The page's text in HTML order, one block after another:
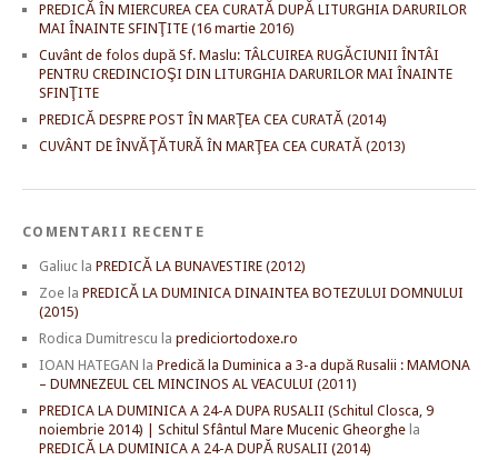
PREDICĂ ÎN MIERCUREA CEA CURATĂ DUPĂ LITURGHIA DARURILOR
MAI ÎNAINTE SFINŢITE (16 martie 2016)
Cuvânt de folos după Sf. Maslu: TÂLCUIREA RUGĂCIUNII ÎNTÂI
PENTRU CREDINCIOŞI DIN LITURGHIA DARURILOR MAI ÎNAINTE
SFINŢITE
PREDICĂ DESPRE POST ÎN MARŢEA CEA CURATĂ (2014)
CUVÂNT DE ÎNVĂŢĂTURĂ ÎN MARŢEA CEA CURATĂ (2013)
COMENTARII RECENTE
Galiuc la PREDICĂ LA BUNAVESTIRE (2012)
Zoe la PREDICĂ LA DUMINICA DINAINTEA BOTEZULUI DOMNULUI
(2015)
Rodica Dumitrescu la prediciortodoxe.ro
IOAN HATEGAN la Predică la Duminica a 3-a după Rusalii : MAMONA
– DUMNEZEUL CEL MINCINOS AL VEACULUI (2011)
PREDICA LA DUMINICA A 24-A DUPA RUSALII (Schitul Closca, 9
noiembrie 2014) | Schitul Sfântul Mare Mucenic Gheorghe la
PREDICĂ LA DUMINICA A 24-A DUPĂ RUSALII (2014)